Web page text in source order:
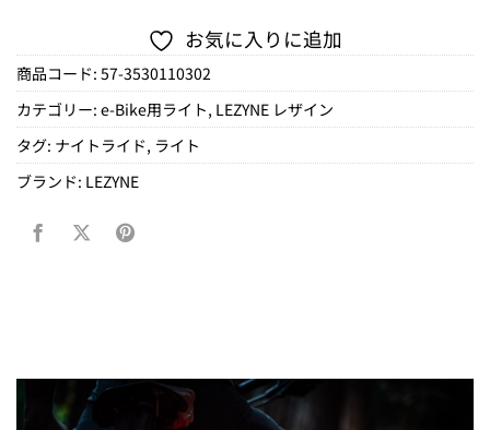
お気に入りに追加
商品コード: 57-3530110302
カテゴリー: e-Bike用ライト, LEZYNE レザイン
タグ: ナイトライド, ライト
ブランド: LEZYNE